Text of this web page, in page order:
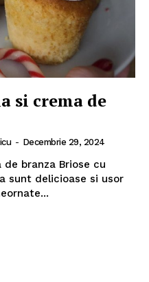
mine
si crema de
- Decembrie 29, 2024
branza Briose cu
sunt delicioase si usor